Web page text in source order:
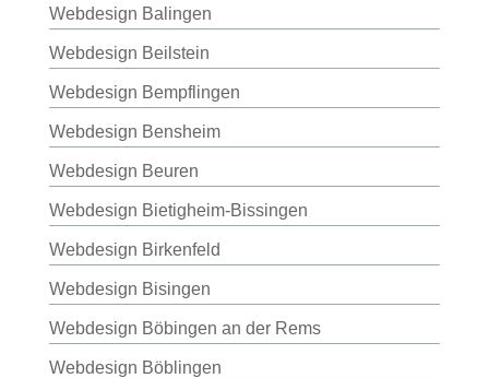
Webdesign Balingen
Webdesign Beilstein
Webdesign Bempflingen
Webdesign Bensheim
Webdesign Beuren
Webdesign Bietigheim-Bissingen
Webdesign Birkenfeld
Webdesign Bisingen
Webdesign Böbingen an der Rems
Webdesign Böblingen